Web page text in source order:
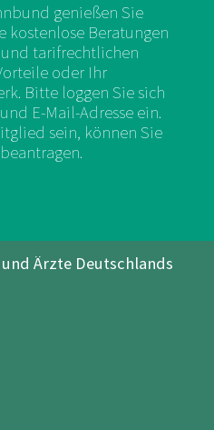
Ärzte Deutschlands
genießen Sie
kostenlose Beratungen
tarifrechtlichen
oder Ihr
Bitte loggen Sie sich
E-Mail-Adresse ein.
sein, können Sie